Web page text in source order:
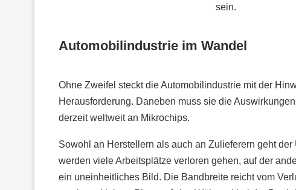
sein.
Automobilindustrie im Wandel
Ohne Zweifel steckt die Automobilindustrie mit der
Herausforderung. Daneben muss sie die
derzeit weltweit an Mikrochips.
Sowohl an Herstellern als auch an Zulieferern geht
werden viele Arbeitsplätze verloren gehen, auf der
ein uneinheitliches Bild. Die Bandbreite reicht vom